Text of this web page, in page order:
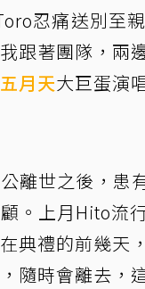
忍痛送別至
跟著團隊，兩
五月天大巨蛋演
離世之後，患
。上月Hito流
典禮的前幾天
隨時會離去，